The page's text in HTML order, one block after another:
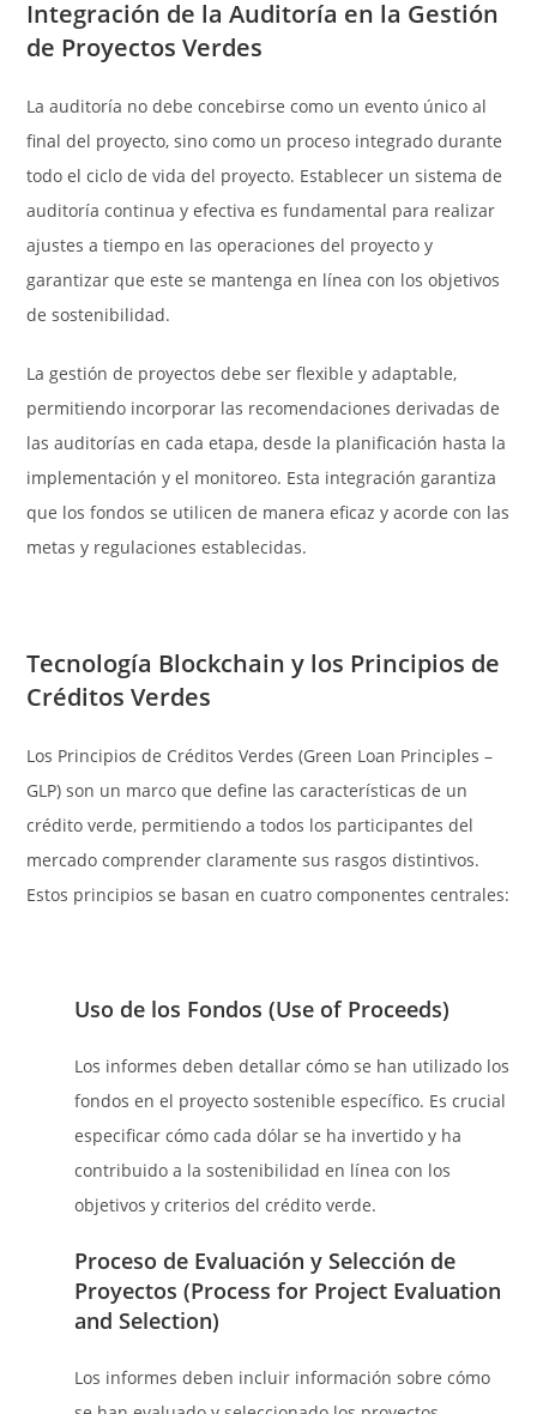
Integración de la Auditoría en la Gestión
de Proyectos Verdes
La auditoría no debe concebirse como un evento único al
final del proyecto, sino como un proceso integrado durante
todo el ciclo de vida del proyecto. Establecer un sistema de
auditoría continua y efectiva es fundamental para realizar
ajustes a tiempo en las operaciones del proyecto y
garantizar que este se mantenga en línea con los objetivos
de sostenibilidad.
La gestión de proyectos debe ser flexible y adaptable,
permitiendo incorporar las recomendaciones derivadas de
las auditorías en cada etapa, desde la planificación hasta la
implementación y el monitoreo. Esta integración garantiza
que los fondos se utilicen de manera eficaz y acorde con las
metas y regulaciones establecidas.
Tecnología Blockchain y los Principios de
Créditos Verdes
Los Principios de Créditos Verdes (Green Loan Principles –
GLP) son un marco que define las características de un
crédito verde, permitiendo a todos los participantes del
mercado comprender claramente sus rasgos distintivos.
Estos principios se basan en cuatro componentes centrales:
Uso de los Fondos (Use of Proceeds)
Los informes deben detallar cómo se han utilizado los
fondos en el proyecto sostenible específico. Es crucial
especificar cómo cada dólar se ha invertido y ha
contribuido a la sostenibilidad en línea con los
objetivos y criterios del crédito verde.
Proceso de Evaluación y Selección de
Proyectos (Process for Project Evaluation
and Selection)
Los informes deben incluir información sobre cómo